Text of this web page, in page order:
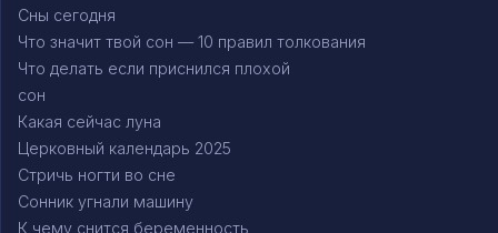
Сны сегодня
Что значит твой сон — 10 правил толкования
Что делать если приснился плохой
сон
Какая сейчас луна
Церковный календарь 2025
Стричь ногти во сне
Сонник угнали машину
К чему снится беременность